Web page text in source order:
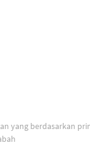
yang berdasarkan